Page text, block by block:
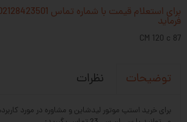
فرماید
87 CM 120 c
توضیحات نظرات
برای خرید استپ موتور لیدشاین و مشاوره در مورد